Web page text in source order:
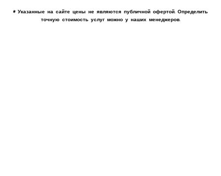
* Указанные на сайте цены не являются публичной офертой. Определить
точную стоимость услуг можно у наших менеджеров.